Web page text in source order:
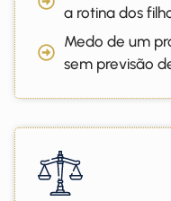
a rotina dos
Medo de um
sem previsão